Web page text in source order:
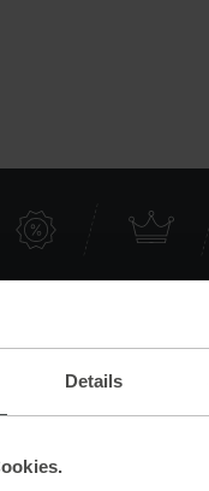
Details
Contact
Ferienalm
8970 Schladming